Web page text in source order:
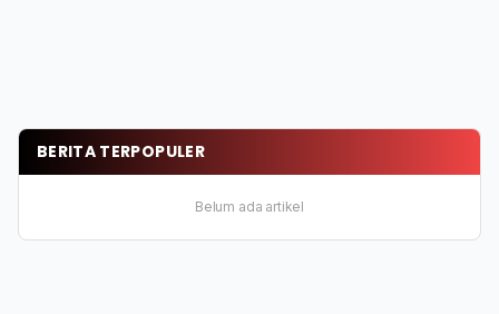
BERITA TERPOPULER
Belum ada artikel